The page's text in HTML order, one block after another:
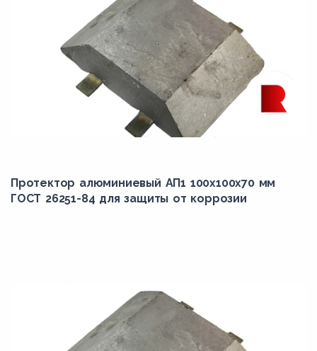
Протектор алюминиевый АП1 100х100х70 мм
ГОСТ 26251-84 для защиты от коррозии